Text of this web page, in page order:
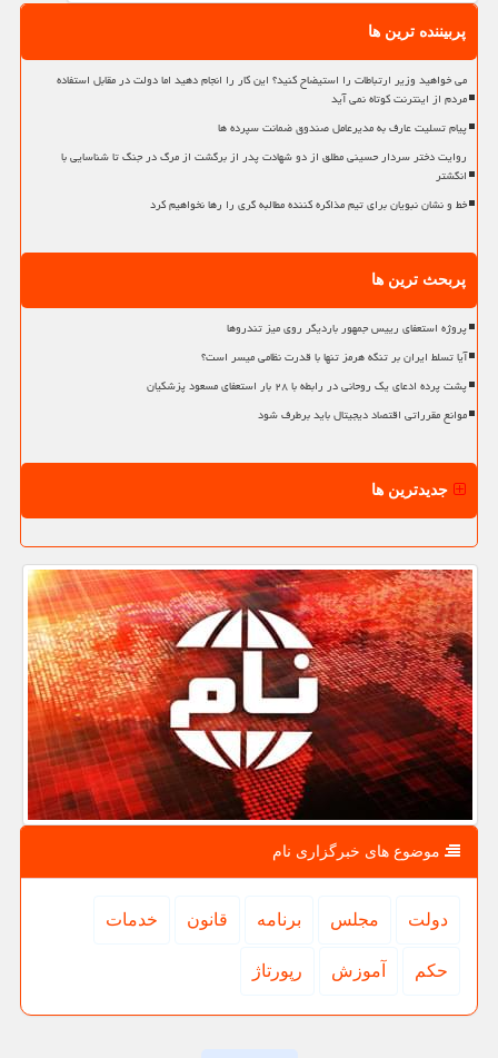
پربیننده ترین ها
می خواهید وزیر ارتباطات را استیضاح کنید؟ این کار را انجام دهید اما دولت در مقابل استفاده
مردم از اینترنت کوتاه نمی آید
پیام تسلیت عارف به مدیرعامل صندوق ضمانت سپرده ها
روایت دختر سردار حسینی مطلق از دو شهادت پدر از برگشت از مرگ در جنگ تا شناسایی با
انگشتر
خط و نشان نبویان برای تیم مذاکره کننده مطالبه گری را رها نخواهیم کرد
پربحث ترین ها
پروژه استعفای رییس جمهور باردیگر روی میز تندروها
آیا تسلط ایران بر تنگه هرمز تنها با قدرت نظامی میسر است؟
پشت پرده ادعای یک روحانی در رابطه با ۲۸ بار استعفای مسعود پزشکیان
موانع مقرراتی اقتصاد دیجیتال باید برطرف شود
جدیدترین ها
موضوع های خبرگزاری نام
دولت مجلس برنامه قانون خدمات
حكم آموزش رپورتاژ